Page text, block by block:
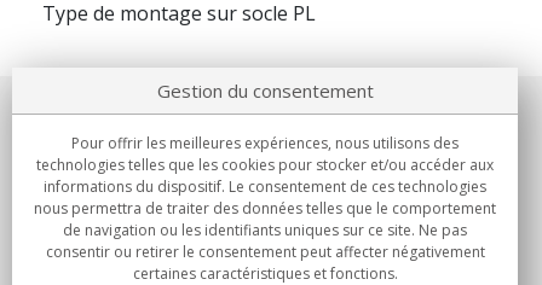
Type de montage sur socle PL
Notre société
Engagements
Achats
Gestion du consentement
Pour offrir les meilleures expériences, nous utilisons des
technologies telles que les cookies pour stocker et/ou accéder aux
informations du dispositif. Le consentement de ces technologies
nous permettra de traiter des données telles que le comportement
de navigation ou les identifiants uniques sur ce site. Ne pas
consentir ou retirer le consentement peut affecter négativement
certaines caractéristiques et fonctions.